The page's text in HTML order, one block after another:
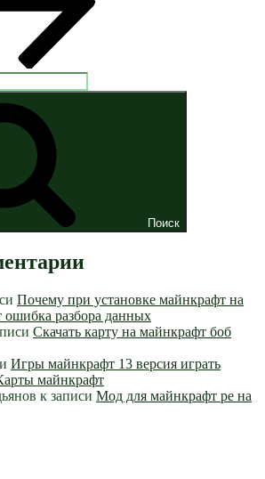
Поиск
Почему при установке майнкрафт на
ошибка разбора данных
Скачать карту на майнкрафт боб
Игры майнкрафт 13 версия играть
майнкрафт
к записи Мод для майнкрафт pe на